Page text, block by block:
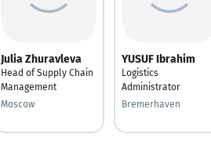
Julia Zhuravleva
Head of Supply Chain
Management
Moscow
YUSUF Ibrahim
Logistics
Administrator
Bremerhaven